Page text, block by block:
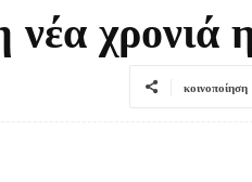
χρονιά
κοινοποίηση